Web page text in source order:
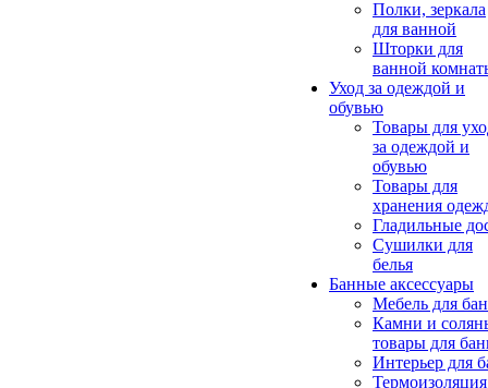
Полки, зеркала
для ванной
Шторки для
ванной
Уход за одеждой и
обувью
Товары для
за одеждой и
обувью
Товары для
хранения
Гладильные
Сушилки для
белья
Банные аксессуары
Мебель для
Камни и
товары для
Интерьер для